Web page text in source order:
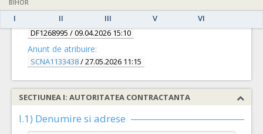
BIHOR
I II III V VI
Documentatie de atribuire:
DF1268995 / 09.04.2026 15:10
Anunt de atribuire:
SCNA1133438/ 27.05.2026 11:15
SECTIUNEA I: AUTORITATEA CONTRACTANTA
I.1) Denumire si adrese